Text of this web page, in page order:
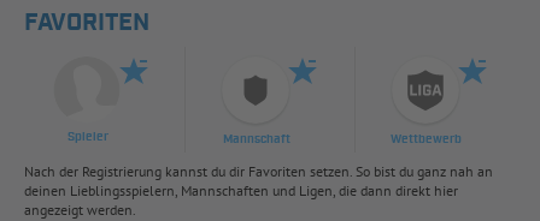
FAVORITEN
Spieler Mannschaft Wettbewerb
Nach der Registrierung kannst du dir Favoriten setzen. So bist du ganz nah an
deinen Lieblingsspielern, Mannschaften und Ligen, die dann direkt hier
angezeigt werden.